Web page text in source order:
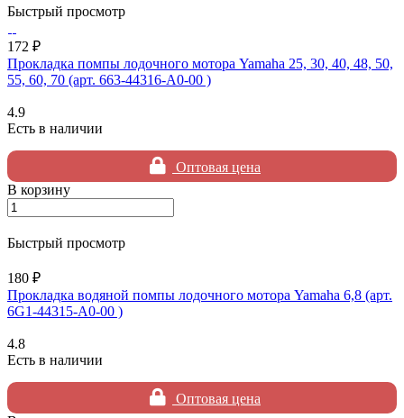
Быстрый просмотр
172 ₽
Прокладка помпы лодочного мотора Yamaha 25, 30, 40, 48, 50,
55, 60, 70 (арт. 663-44316-A0-00 )
4.9
Есть в наличии
Оптовая цена
В корзину
Быстрый просмотр
180 ₽
Прокладка водяной помпы лодочного мотора Yamaha 6,8 (арт.
6G1-44315-A0-00 )
4.8
Есть в наличии
Оптовая цена